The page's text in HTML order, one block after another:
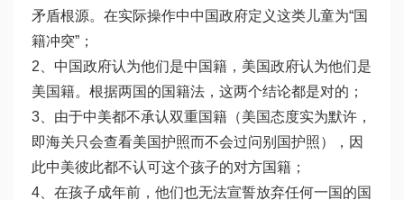
矛盾根源。在实际操作中中国政府定义这类儿童为“国
籍冲突”；
2、中国政府认为他们是中国籍，美国政府认为他们是
美国籍。根据两国的国籍法，这两个结论都是对的；
3、由于中美都不承认双重国籍（美国态度实为默许，
即海关只会查看美国护照而不会过问别国护照），因
此中美彼此都不认可这个孩子的对方国籍；
4、在孩子成年前，他们也无法宣誓放弃任何一国的国